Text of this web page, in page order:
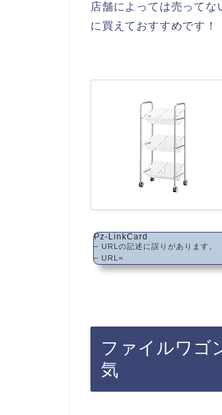
店舗によっては売って
に買えておすすめです！
Pz-LinkCard
– URLの記述に誤りがあります。
– URL=
ファイルワゴ
気